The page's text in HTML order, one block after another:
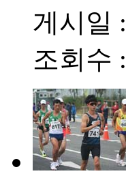
게시일
조회수